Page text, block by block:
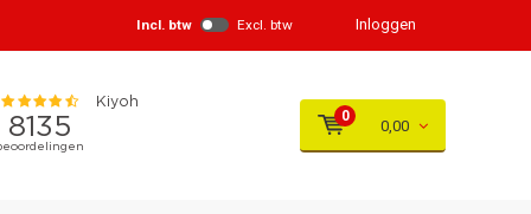
Incl. btw Excl. btw Inloggen
0
0,00